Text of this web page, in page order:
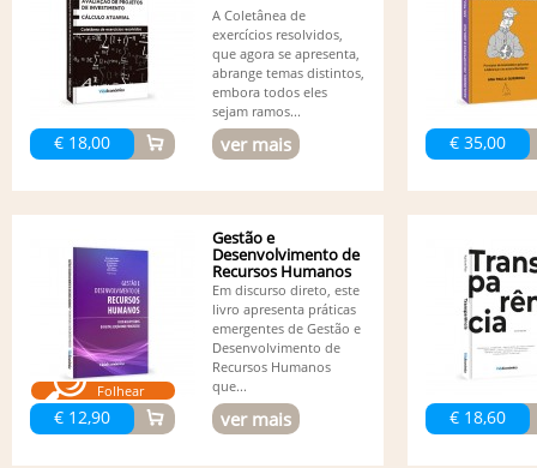
€ 18,00
A Coletânea de
exercícios resolvidos,
que agora se apresenta,
abrange temas distintos,
embora todos eles
sejam ramos...
ver mais € 35,00
Folhear
€ 12,90
Gestão e
Desenvolvimento de
Recursos Humanos
-...
Em discurso direto, este
livro apresenta práticas
emergentes de Gestão e
Desenvolvimento de
Recursos Humanos
que...
ver mais € 18,60